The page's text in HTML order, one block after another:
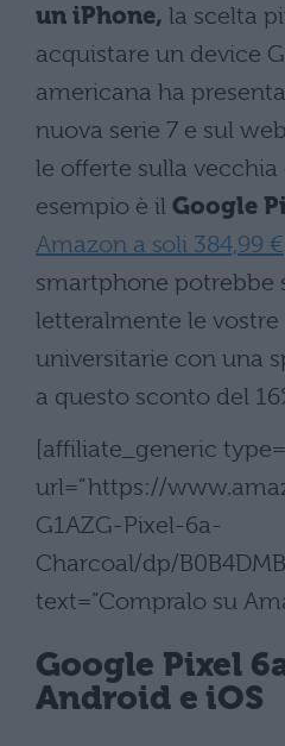
un iPhone, la scelta
acquistare un device
americana ha
nuova serie 7 e sul
le offerte sulla vecchia
esempio è il Google
Amazon a soli 384,99 €
smartphone potrebbe
letteralmente le
universitarie con una
a questo sconto del
[affiliate_generic
url=”https://
G1AZG-Pixel-6a-
Charcoal/dp/
text=”Compralo su
Google Pixel
Android e iOS